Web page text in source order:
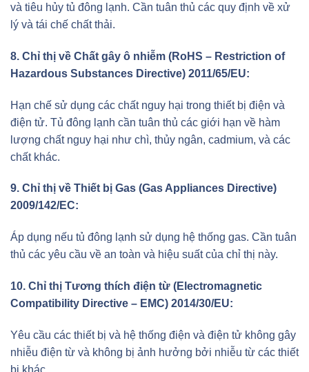
và tiêu hủy tủ đông lạnh. Cần tuân thủ các quy định về xử
lý và tái chế chất thải.
8. Chỉ thị về Chất gây ô nhiễm (RoHS – Restriction of
Hazardous Substances Directive) 2011/65/EU:
Hạn chế sử dụng các chất nguy hại trong thiết bị điện và
điện tử. Tủ đông lạnh cần tuân thủ các giới hạn về hàm
lượng chất nguy hại như chì, thủy ngân, cadmium, và các
chất khác.
9. Chỉ thị về Thiết bị Gas (Gas Appliances Directive)
2009/142/EC:
Áp dụng nếu tủ đông lạnh sử dụng hệ thống gas. Cần tuân
thủ các yêu cầu về an toàn và hiệu suất của chỉ thị này.
10. Chỉ thị Tương thích điện từ (Electromagnetic
Compatibility Directive – EMC) 2014/30/EU:
Yêu cầu các thiết bị và hệ thống điện và điện tử không gây
nhiễu điện từ và không bị ảnh hưởng bởi nhiễu từ các thiết
bị khác.